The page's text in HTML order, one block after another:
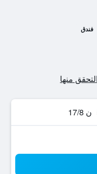
فندق
ن 17/8